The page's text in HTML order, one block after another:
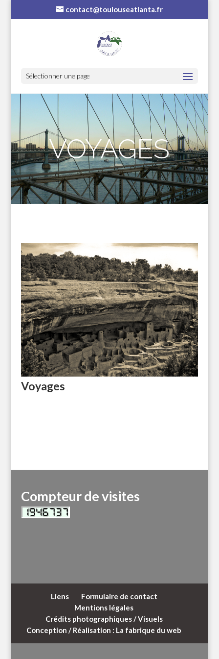
contact@toulouseatlanta.fr
Sélectionner une page
VOYAGES
Voyages
Compteur de visites
Liens
Formulaire de contact
Mentions légales
Crédits photographiques / Visuels
Conception / Réalisation : La fabrique du web